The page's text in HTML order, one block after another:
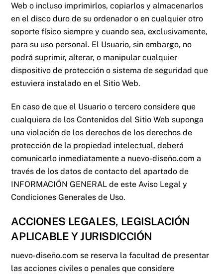
Web o incluso imprimirlos, copiarlos y almacenarlos
en el disco duro de su ordenador o en cualquier otro
soporte físico siempre y cuando sea, exclusivamente,
para su uso personal. El Usuario, sin embargo, no
podrá suprimir, alterar, o manipular cualquier
dispositivo de protección o sistema de seguridad que
estuviera instalado en el Sitio Web.
En caso de que el Usuario o tercero considere que
cualquiera de los Contenidos del Sitio Web suponga
una violación de los derechos de los derechos de
protección de la propiedad intelectual, deberá
comunicarlo inmediatamente a nuevo-diseño.com a
través de los datos de contacto del apartado de
INFORMACIÓN GENERAL de este Aviso Legal y
Condiciones Generales de Uso.
ACCIONES LEGALES, LEGISLACIÓN
APLICABLE Y JURISDICCIÓN
nuevo-diseño.com se reserva la facultad de presentar
las acciones civiles o penales que considere